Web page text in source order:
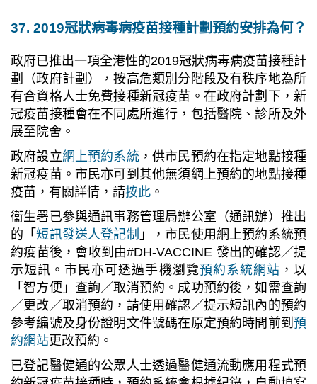
37. 2019冠狀病毒病疫苗接種計劃預約安排為何？
政府已推出一項全港性的2019冠狀病毒病疫苗接種計
劃（政府計劃），按高危類別分階段及有秩序地為所
有合資格人士免費接種新冠疫苗。在政府計劃下，新
冠疫苗接種會在不同處所進行，包括醫院、診所及外
展至院舍。
政府設立網上預約系統，供市民預約在指定地點接種
新冠疫苗。市民亦可到其他無須網上預約的地點接種
疫苗，有關詳情，請按此 。
衞生署已參與通訊事務管理局辦公室（通訊辦）推出
的「短訊發送人登記制 」，市民使用網上預約系統預
約疫苗後，會收到由#DH-VACCINE 發出的確認／提
示短訊。市民亦可透過手機瀏覽預約系統網站 ，以
「智方便」查詢／取消預約。成功預約後，如需查詢
／更改／取消預約，請使用確認／提示短訊內的預約
參考編號及身份證明文件號碼在原定預約時間前到 預
約網站更改預約。
已登記醫健通的公眾人士透過醫健通流動應用程式預